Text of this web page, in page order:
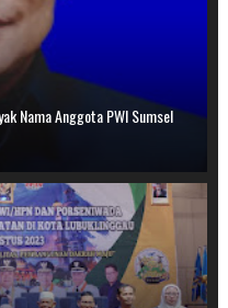
Nama Anggota PWI Sumsel